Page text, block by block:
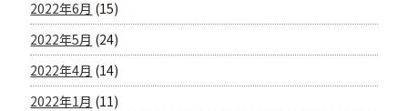
2022年6月 (15)
2022年5月 (24)
2022年4月 (14)
2022年1月 (11)